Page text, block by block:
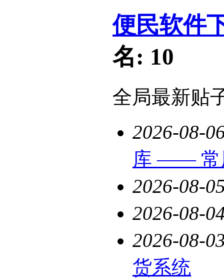
便民软件
名: 10
全局最新贴
2026-08-
库 —— 常
2026-08-
2026-08-
2026-08-
货系统